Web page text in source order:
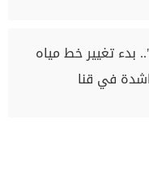
بدء تغيير خط مياه
في قنا